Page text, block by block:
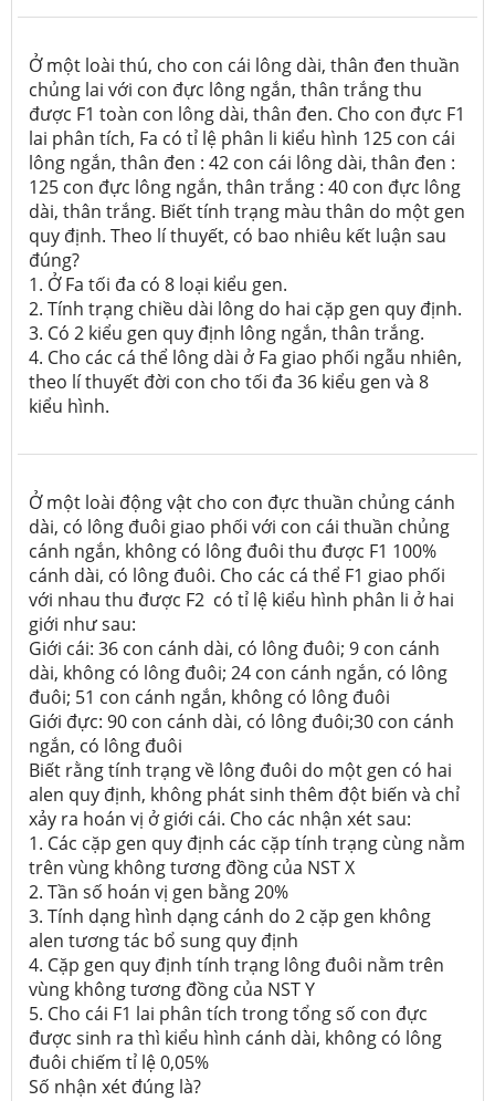
Ở một loài thú, cho con cái lông dài, thân đen thuần
chủng lai với con đực lông ngắn, thân trắng thu
được F1 toàn con lông dài, thân đen. Cho con đực F1
lai phân tích, Fa có tỉ lệ phân li kiểu hình 125 con cái
lông ngắn, thân đen : 42 con cái lông dài, thân đen :
125 con đực lông ngắn, thân trắng : 40 con đực lông
dài, thân trắng. Biết tính trạng màu thân do một gen
quy định. Theo lí thuyết, có bao nhiêu kết luận sau
đúng?
1. Ở Fa tối đa có 8 loại kiểu gen.
2. Tính trạng chiều dài lông do hai cặp gen quy định.
3. Có 2 kiểu gen quy định lông ngắn, thân trắng.
4. Cho các cá thể lông dài ở Fa giao phối ngẫu nhiên,
theo lí thuyết đời con cho tối đa 36 kiểu gen và 8
kiểu hình.
Ở một loài động vật cho con đực thuần chủng cánh
dài, có lông đuôi giao phối với con cái thuần chủng
cánh ngắn, không có lông đuôi thu được F1 100%
cánh dài, có lông đuôi. Cho các cá thể F1 giao phối
với nhau thu được F2 có tỉ lệ kiểu hình phân li ở hai
giới như sau:
Giới cái: 36 con cánh dài, có lông đuôi; 9 con cánh
dài, không có lông đuôi; 24 con cánh ngắn, có lông
đuôi; 51 con cánh ngắn, không có lông đuôi
Giới đực: 90 con cánh dài, có lông đuôi;30 con cánh
ngắn, có lông đuôi
Biết rằng tính trạng về lông đuôi do một gen có hai
alen quy định, không phát sinh thêm đột biến và chỉ
xảy ra hoán vị ở giới cái. Cho các nhận xét sau:
1. Các cặp gen quy định các cặp tính trạng cùng nằm
trên vùng không tương đồng của NST X
2. Tần số hoán vị gen bằng 20%
3. Tính dạng hình dạng cánh do 2 cặp gen không
alen tương tác bổ sung quy định
4. Cặp gen quy định tính trạng lông đuôi nằm trên
vùng không tương đồng của NST Y
5. Cho cái F1 lai phân tích trong tổng số con đực
được sinh ra thì kiểu hình cánh dài, không có lông
đuôi chiếm tỉ lệ 0,05%
Số nhận xét đúng là?